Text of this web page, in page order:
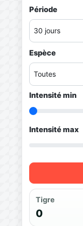
Période
Espèce
Intensité min
Intensité max
Tigre
0